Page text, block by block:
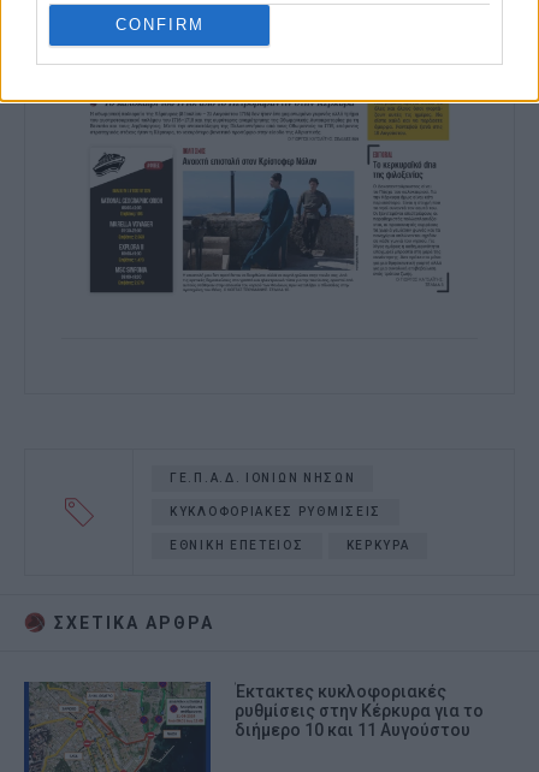
CONFIRM
ΓΕ.Π.Α.Δ. ΙΟΝΙΩΝ ΝΗΣΩΝ
ΚΥΚΛΟΦΟΡΙΑΚΕΣ ΡΥΘΜΙΣΕΙΣ
ΕΘΝΙΚΗ ΕΠΕΤΕΙΟΣ ΚΕΡΚΥΡΑ
ΣΧΕΤΙΚA AΡΘΡΑ
Έκτακτες κυκλοφοριακές
ρυθμίσεις στην Κέρκυρα για το
διήμερο 10 και 11 Αυγούστου